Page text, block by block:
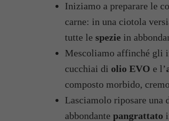
Iniziamo a preparare le
carne: in una ciotola
tutte le spezie in
Mescoliamo affinché gli
cucchiai di olio EVO e l’
composto morbido,
Lasciamolo riposare una
abbondante pangrattato